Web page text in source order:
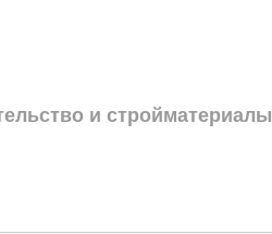
и стpoйматериалы